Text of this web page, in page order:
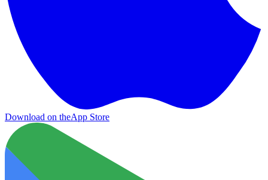
Download on theApp Store